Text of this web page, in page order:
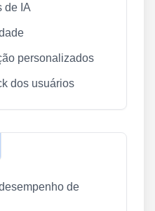
de IA
personalizados
dos usuários
de